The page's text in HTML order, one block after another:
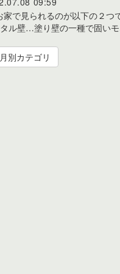
で見られるのが以下の２
ル壁…塗り壁の一種で固い
月別カテゴリ